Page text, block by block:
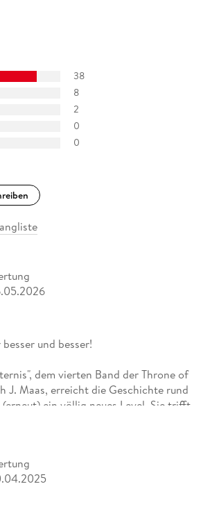
38
8
2
0
0
und besser!
dem vierten Band der Throne of
J. Maas, erreicht die Geschichte rund
ein völlig neues Level. Sie trifft
Spannung und emotionaler Tiefe. Die
bis Ende fesselnd - Intrigen,
Wendungen... man hat das Gefühl,